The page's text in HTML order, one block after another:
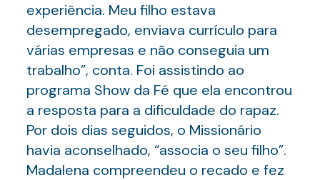
experiência. Meu filho estava
desempregado, enviava currículo para
várias empresas e não conseguia um
trabalho”, conta. Foi assistindo ao
programa Show da Fé que ela encontrou
a resposta para a dificuldade do rapaz.
Por dois dias seguidos, o Missionário
havia aconselhado, “associa o seu filho”.
Madalena compreendeu o recado e fez